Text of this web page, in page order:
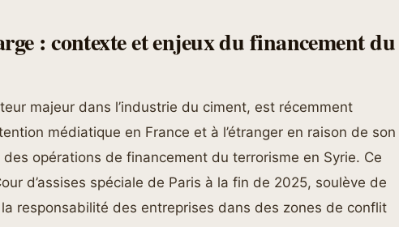
: contexte et enjeux du financement du
majeur dans l’industrie du ciment, est récemment
médiatique en France et à l’étranger en raison de son
opérations de financement du terrorisme en Syrie. Ce
d’assises spéciale de Paris à la fin de 2025, soulève de
responsabilité des entreprises dans des zones de conflit